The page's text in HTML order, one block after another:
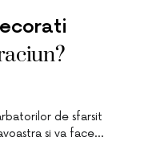
de sfarsit
si va face…